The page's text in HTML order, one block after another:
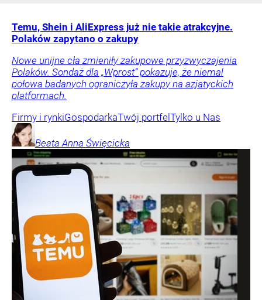
Temu, Shein i AliExpress już nie takie atrakcyjne.
Polaków zapytano o zakupy
Nowe unijne cła zmieniły zakupowe przyzwyczajenia
Polaków. Sondaż dla „Wprost” pokazuje, że niemal
połowa badanych ograniczyła zakupy na azjatyckich
platformach.
Firmy i rynkiGospodarkaTwój portfel Tylko u Nas
Beata Anna Święcicka